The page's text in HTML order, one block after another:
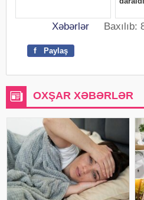
Xəbərlər Baxılıb:
f Paylaş
OXŞAR XƏBƏRLƏR